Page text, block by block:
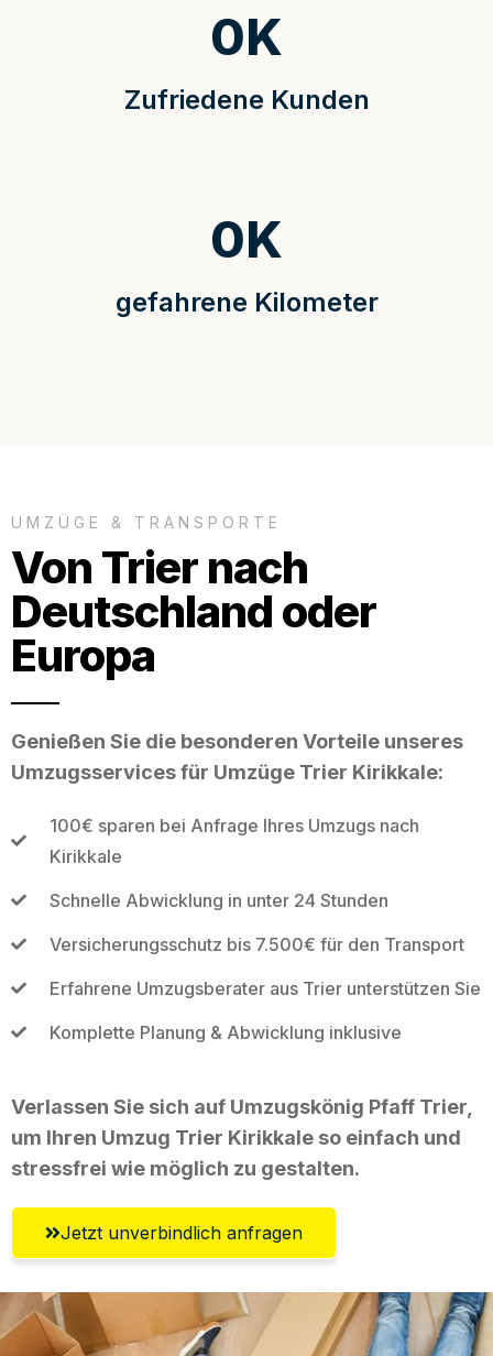
Zufriedene Kunden
0K
gefahrene Kilometer
0K
UMZÜGE & TRANSPORTE
Von Trier nach
Deutschland oder
Europa
Genießen Sie die besonderen Vorteile unseres
Umzugsservices für Umzüge Trier Kirikkale:
100€ sparen bei Anfrage Ihres Umzugs nach
Kirikkale
Schnelle Abwicklung in unter 24 Stunden
Versicherungsschutz bis 7.500€ für den Transport
Erfahrene Umzugsberater aus Trier unterstützen Sie
Komplette Planung & Abwicklung inklusive
Verlassen Sie sich auf Umzugskönig Pfaff Trier,
um Ihren Umzug Trier Kirikkale so einfach und
stressfrei wie möglich zu gestalten.
Jetzt unverbindlich anfragen